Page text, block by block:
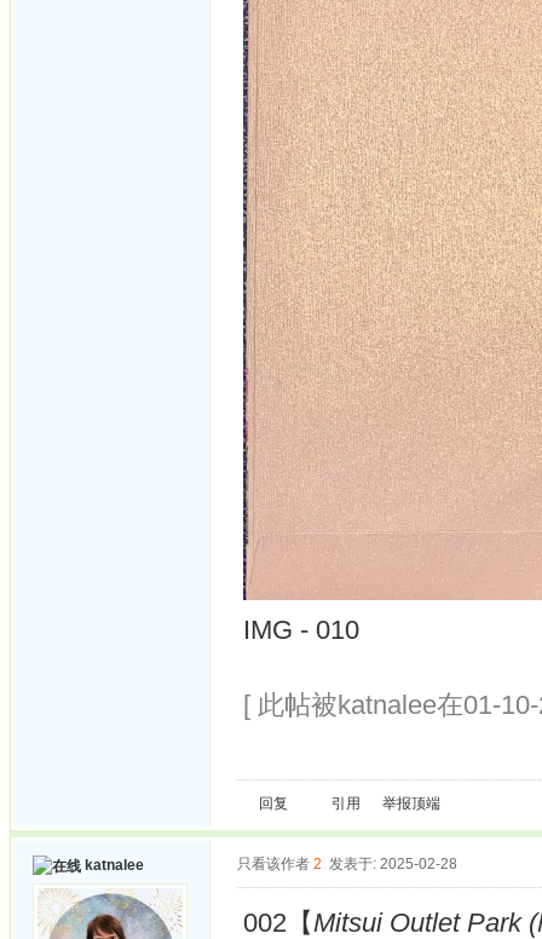
IMG - 010
[ 此帖被katnalee在01-
回复 引用 举报顶端
katnalee 只看该作者 2 发表于: 2025-02-28
002【Mitsui Outlet Park